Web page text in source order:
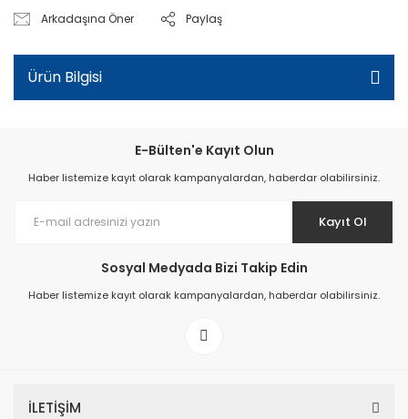
Arkadaşına Öner Paylaş
Ürün Bilgisi
E-Bülten'e Kayıt Olun
Haber listemize kayıt olarak kampanyalardan, haberdar olabilirsiniz.
Kayıt Ol
Sosyal Medyada Bizi Takip Edin
Haber listemize kayıt olarak kampanyalardan, haberdar olabilirsiniz.
İLETİŞİM